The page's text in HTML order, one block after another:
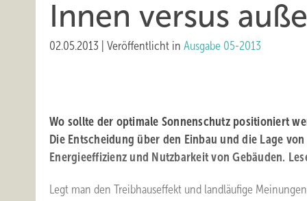
Innen versus
02.05.2013 Veröffentlicht in Ausgabe 05-2013
Wo sollte der optimale Sonnenschutz positioniert
Die Entscheidung über den Einbau und die Lage
Energieeffizienz und Nutzbarkeit von Gebäuden.
Legt man den Treibhauseffekt und landläufige